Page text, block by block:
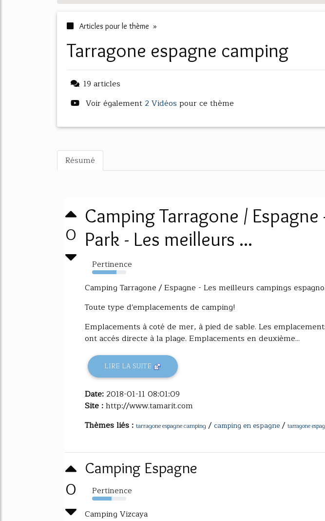
Articles pour le thème »
tarragone espagne camping
19 articles
Voir également 2 Vidéos pour ce thème
Résumé
0
Camping Tarragone / Espagne
Park - Les meilleurs ...
Pertinence
72%
Camping Tarragone / Espagne - Les meilleurs campings
Toute type d'emplacements de camping!
Emplacements à coté de mer, à pied de sable. Les
ont accés directe à la plage. Emplacements en deuxième...
LIRE LA SUITE
Date: 2018-01-11 08:01:09
Site :http://www.tamarit.com
Thèmes liés : tarragone espagne camping / camping en espagne/ tarragone
0
Camping Espagne
Pertinence
57%
Camping Vizcaya